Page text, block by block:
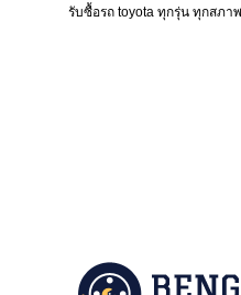
รับซื้อรถ toyota ทุกรุ่น ทุกสภา